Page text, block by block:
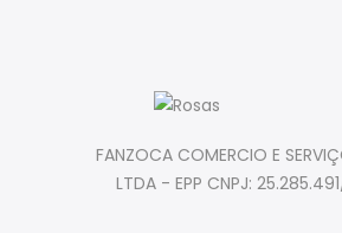
FANZOCA COMERCIO E
LTDA - EPP CNPJ: